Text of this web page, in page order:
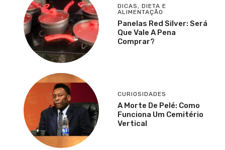
DICAS, DIETA E
ALIMENTAÇÃO
Panelas Red Silver: Será
Que Vale A Pena
Comprar?
CURIOSIDADES
A Morte De Pelé: Como
Funciona Um Cemitério
Vertical